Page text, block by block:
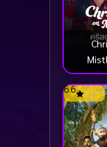
คริส
6.6